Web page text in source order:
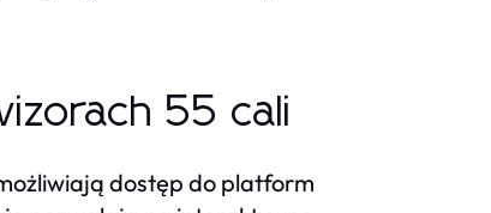
55 cali
dostęp do platform